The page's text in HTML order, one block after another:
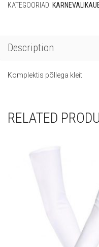
KATEGOORIAD:
Description
Komplektis põllega kleit
RELATED